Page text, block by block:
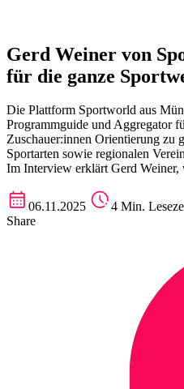
Gerd Weiner von
für die ganze
Die Plattform Sportworld aus
Programmguide und Aggregator
Zuschauer:innen Orientierung zu
Sportarten sowie regionalen
Im Interview erklärt Gerd Weiner,
06.11.2025
4 Min.
Share